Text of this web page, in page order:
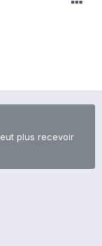
plus recevoir